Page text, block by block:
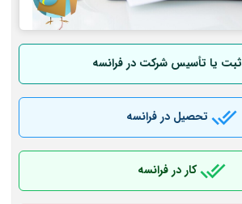
ثبت یا تأسیس شرکت در فرانسه
تحصیل در فرانسه
کار در فرانسه